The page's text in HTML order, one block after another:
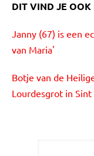
DIT VIND JE OOK
Janny (67) is een
van Maria'
Botje van de
Lourdesgrot in